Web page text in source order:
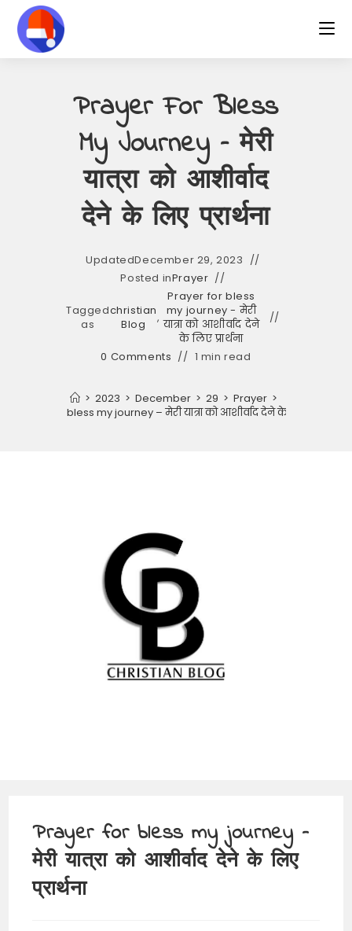
content
Prayer For Bless
My Journey – मेरी
यात्रा को आशीर्वाद
देने के लिए प्रार्थना
UpdatedDecember 29, 2023
Posted inPrayer
Tagged
as
christian
Blog
,
Prayer for bless
my journey - मेरी
यात्रा को आशीर्वाद देने
के लिए प्रार्थना
0 Comments
1 min read
> 2023 > December > 29 > Prayer >
Prayer for bless my journey – मेरी यात्रा को आशीर्वाद देने के लिए प्रार्थना
Prayer for bless my journey –
मेरी यात्रा को आशीर्वाद देने के लिए
प्रार्थना